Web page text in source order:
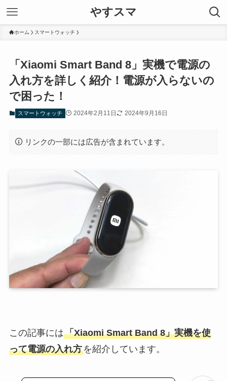
やすスマ
ホーム スマートウォッチ
「Xiaomi Smart Band 8」実機で電源の
入れ方を詳しく紹介！電源が入らないの
で困った！
スマートウォッチ 2024年2月11日 2024年9月16日
リンクの一部には広告が含まれています。
この記事には「Xiaomi Smart Band 8」実機を使
って電源の入れ方を紹介しています。